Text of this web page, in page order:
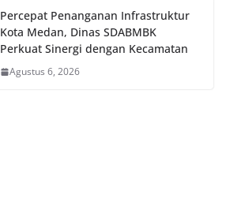
Percepat Penanganan Infrastruktur
Kota Medan, Dinas SDABMBK
Perkuat Sinergi dengan Kecamatan
Agustus 6, 2026